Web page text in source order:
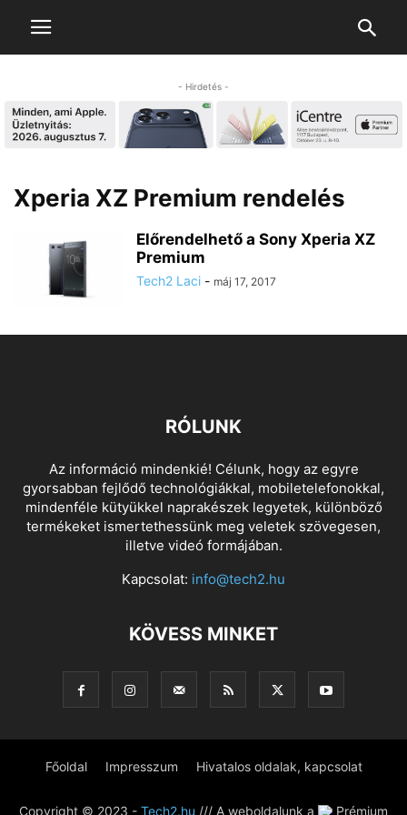
- Hirdetés -
Xperia XZ Premium rendelés
Előrendelhető a Sony Xperia XZ
Premium
Tech2 Laci - máj 17, 2017
RÓLUNK
Az információ mindenkié! Célunk, hogy az egyre
gyorsabban fejlődő technológiákkal, mobiletelefonokkal,
mindenféle kütyükkel naprakészek legyetek, különböző
termékeket ismertethessünk meg veletek szövegesen,
illetve videó formájában.
Kapcsolat: info@tech2.hu
KÖVESS MINKET
Főoldal Impresszum Hivatalos oldalak, kapcsolat
Copyright © 2023 - Tech2.hu /// A weboldalunk a Prémium